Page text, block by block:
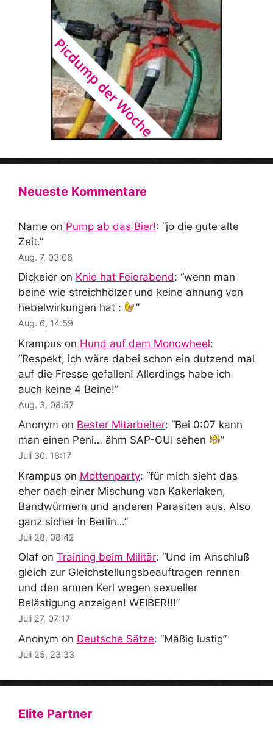
Neueste Kommentare
Name on Pump ab das Bier!: “jo die gute alte
Zeit.”
Aug. 7, 03:06
Dickeier on Knie hat Feierabend: “wenn man
beine wie streichhölzer und keine ahnung von
hebelwirkungen hat :
”
Aug. 6, 14:59
Krampus on Hund auf dem Monowheel:
“Respekt, ich wäre dabei schon ein dutzend mal
auf die Fresse gefallen! Allerdings habe ich
auch keine 4 Beine!”
Aug. 3, 08:57
Anonym on Bester Mitarbeiter: “Bei 0:07 kann
man einen Peni… ähm SAP-GUI sehen
”
Juli 30, 18:17
Krampus on Mottenparty: “für mich sieht das
eher nach einer Mischung von Kakerlaken,
Bandwürmern und anderen Parasiten aus. Also
ganz sicher in Berlin…”
Juli 28, 08:42
Olaf on Training beim Militär: “Und im Anschluß
gleich zur Gleichstellungsbeauftragen rennen
und den armen Kerl wegen sexueller
Belästigung anzeigen! WEIBER!!!”
Juli 27, 07:17
Anonym on Deutsche Sätze: “Mäßig lustig”
Juli 25, 23:33
Elite Partner